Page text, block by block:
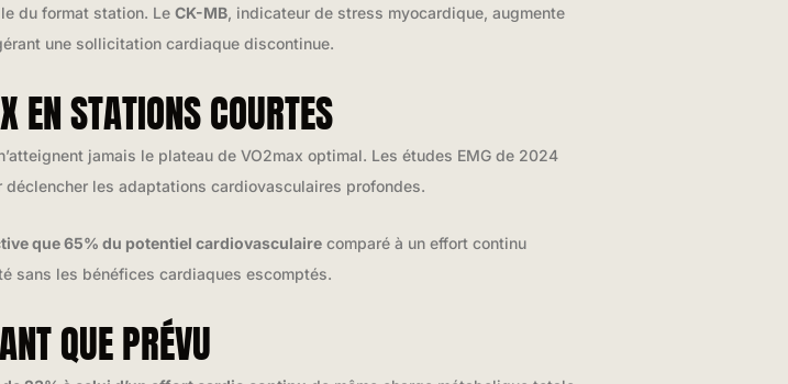
du format station. Le CK-MB , indicateur de stress myocardique, augmente
une sollicitation cardiaque discontinue.
EN STATIONS COURTES
jamais le plateau de VO2max optimal. Les études EMG de 2024
les adaptations cardiovasculaires profondes.
que 65% du potentiel cardiovasculaire comparé à un effort continu
sans les bénéfices cardiaques escomptés.
QUE PRÉVU